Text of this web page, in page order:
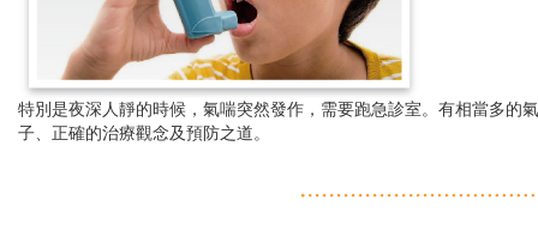
特別是夜深人靜的時候，氣喘突然發作，需要跑急診室。有相當多的
子、正確的治療觀念及預防之道。